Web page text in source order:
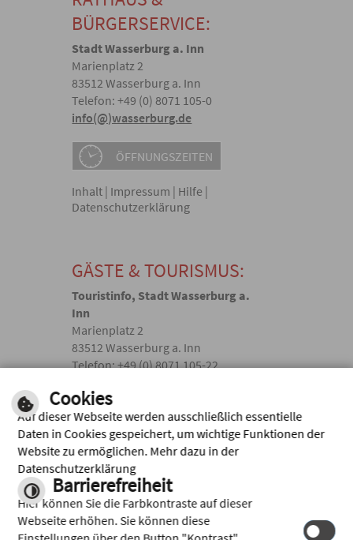
BÜRGERSERVICE:
Stadt Wasserburg a. Inn
Marienplatz 2
83512 Wasserburg a. Inn
Telefon: +49 (0) 8071 105-0
info(@)wasserburg.de
ÖFFNUNGSZEITEN
Inhalt | Impressum | Hilfe |
Datenschutzerklärung
GÄSTE & TOURISMUS:
Touristinfo, Stadt Wasserburg a.
Inn
Marienplatz 2
83512 Wasserburg a. Inn
Telefon: +49 (0) 8071 105-22
Facebook
Instagram
Cookies
Auf dieser Webseite werden ausschließlich essentielle
Daten in Cookies gespeichert, um wichtige Funktionen der
Website zu ermöglichen. Mehr dazu in der
Datenschutzerklärung
Barrierefreiheit
Hier können Sie die Farbkontraste auf dieser
Webseite erhöhen. Sie können diese